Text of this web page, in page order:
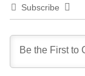
Subscribe